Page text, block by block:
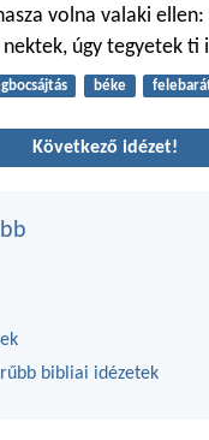
volna valaki
úgy tegyetek ti
béke
Következő idézet!
bibliai idézetek